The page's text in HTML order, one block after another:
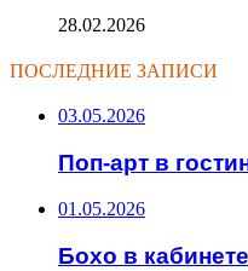
28.02.2026
ПОСЛЕДНИЕ ЗАПИСИ
03.05.2026
Поп-арт в
01.05.2026
Бохо в кабинете